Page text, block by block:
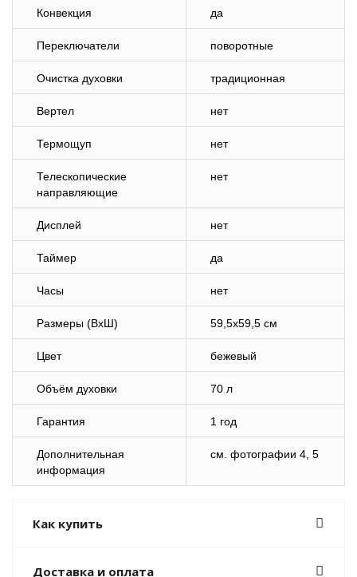
Конвекция да
Переключатели поворотные
Очистка духовки традиционная
Вертел нет
Термощуп нет
Телескопические
направляющие
нет
Дисплей нет
Таймер да
Часы нет
Размеры (ВхШ) 59,5х59,5 см
Цвет бежевый
Объём духовки 70 л
Гарантия 1 год
Дополнительная
информация
cм. фотографии 4, 5
Как купить
Доставка и оплата